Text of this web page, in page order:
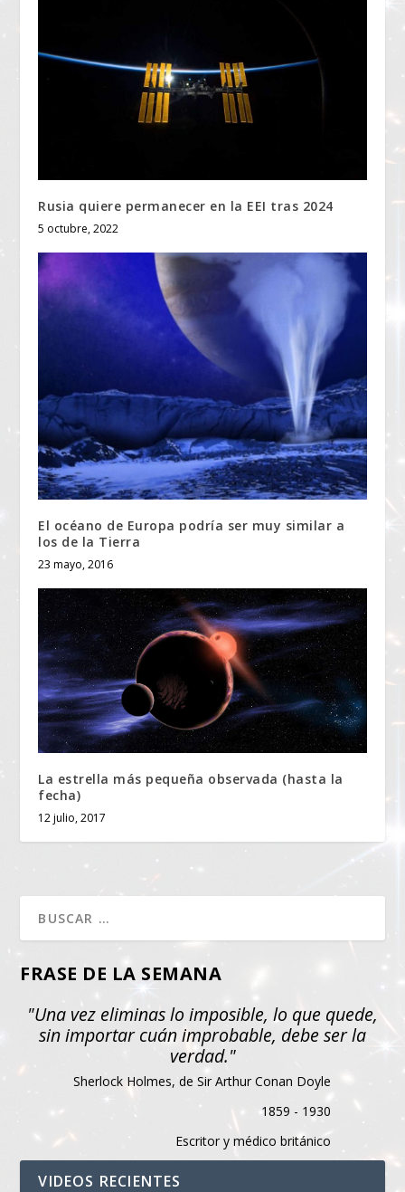
Rusia quiere permanecer en la EEI tras 2024
5 octubre, 2022
El océano de Europa podría ser muy similar a
los de la Tierra
23 mayo, 2016
La estrella más pequeña observada (hasta la
fecha)
12 julio, 2017
FRASE DE LA SEMANA
"Una vez eliminas lo imposible, lo que quede,
sin importar cuán improbable, debe ser la
verdad."
Sherlock Holmes, de Sir Arthur Conan Doyle
1859 - 1930
Escritor y médico británico
VIDEOS RECIENTES